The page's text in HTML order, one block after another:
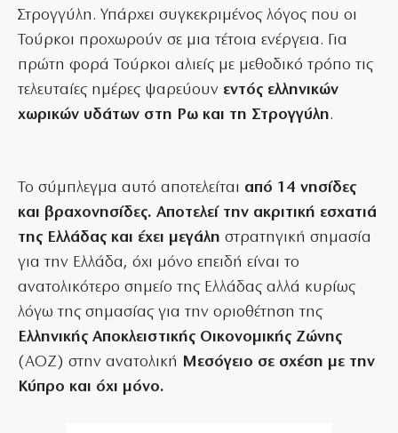
Στρογγύλη. Υπάρχει συγκεκριμένος λόγος που οι
Τούρκοι προχωρούν σε μια τέτοια ενέργεια. Για
πρώτη φορά Τούρκοι αλιείς με μεθοδικό τρόπο τις
τελευταίες ημέρες ψαρεύουν εντός ελληνικών
χωρικών υδάτων στη Ρω και τη Στρογγύλη.
Το σύμπλεγμα αυτό αποτελείται από 14 νησίδες
και βραχονησίδες. Αποτελεί την ακριτική εσχατιά
της Ελλάδας και έχει μεγάλη στρατηγική σημασία
για την Ελλάδα, όχι μόνο επειδή είναι το
ανατολικότερο σημείο της Ελλάδας αλλά κυρίως
λόγω της σημασίας για την οριοθέτηση της
Ελληνικής Αποκλειστικής Οικονομικής Ζώνης
(ΑΟΖ) στην ανατολική Μεσόγειο σε σχέση με την
Κύπρο και όχι μόνο.